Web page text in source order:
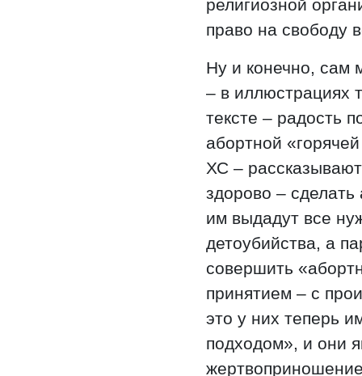
религиозной
право на свободу
Ну и конечно, сам
– в иллюстрациях
тексте – радость
абортной
ХС –
здорово –
им выдадут все
детоубийства, а
совершить
принятием – с
это у них теперь
подходом», и они